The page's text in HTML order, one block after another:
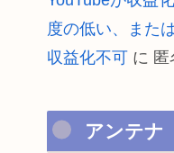
度の低い、また
収益化不可 に 匿
アンテナ